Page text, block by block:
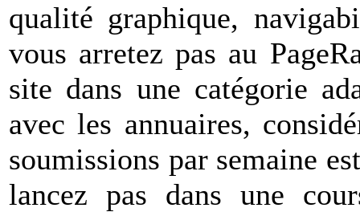
qualité graphique,
vous arretez pas au
site dans une catégorie
avec les annuaires,
soumissions par semaine
lancez pas dans une